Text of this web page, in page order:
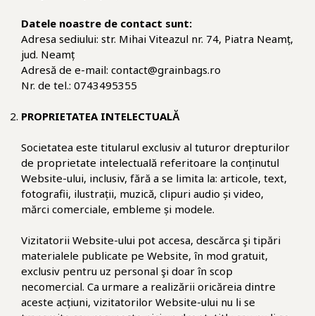
Datele noastre de contact sunt:
Adresa sediului: str. Mihai Viteazul nr. 74, Piatra Neamț,
jud. Neamț
Adresă de e-mail: contact@grainbags.ro
Nr. de tel.: 0743495355
PROPRIETATEA INTELECTUALĂ
Societatea este titularul exclusiv al tuturor drepturilor
de proprietate intelectuală referitoare la conținutul
Website-ului, inclusiv, fără a se limita la: articole, text,
fotografii, ilustrații, muzică, clipuri audio și video,
mărci comerciale, embleme și modele.
Vizitatorii Website-ului pot accesa, descărca şi tipări
materialele publicate pe Website, în mod gratuit,
exclusiv pentru uz personal şi doar în scop
necomercial. Ca urmare a realizării oricăreia dintre
aceste acțiuni, vizitatorilor Website-ului nu li se